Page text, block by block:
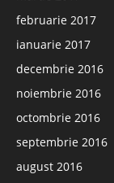
februarie 2017
ianuarie 2017
decembrie 2016
noiembrie 2016
octombrie 2016
septembrie 2016
august 2016